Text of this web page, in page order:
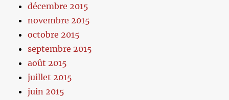
décembre 2015
novembre 2015
octobre 2015
septembre 2015
août 2015
juillet 2015
juin 2015